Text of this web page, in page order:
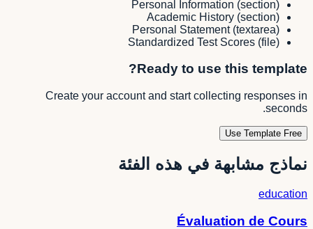
Personal Information (section)
Academic History (section)
Personal Statement (textarea)
Standardized Test Scores (file)
Ready to use this template?
Create your account and start collecting responses in
seconds.
Use Template Free
نماذج مشابهة في هذه الفئة
education
Évaluation de Cours